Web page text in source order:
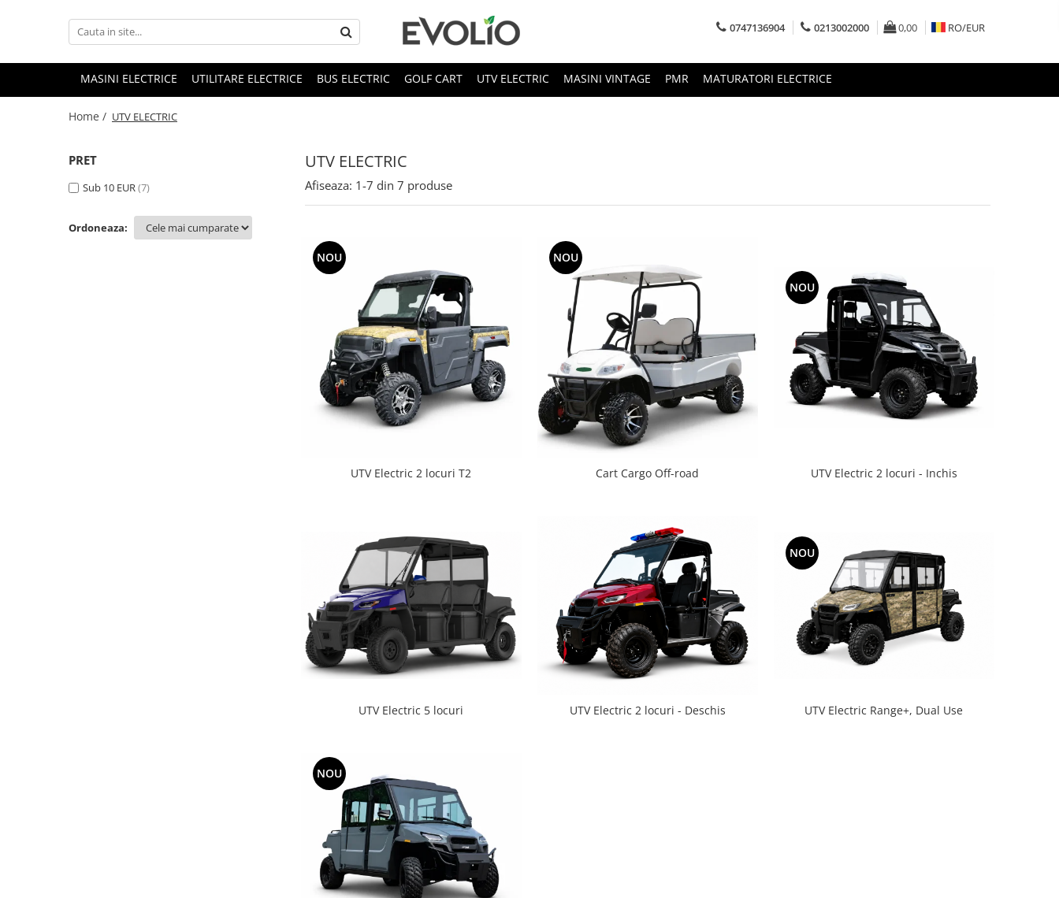
0747136904 0213002000 0,00 RO/EUR
MASINI ELECTRICE UTILITARE ELECTRICE BUS ELECTRIC GOLF CART UTV ELECTRIC MASINI VINTAGE PMR MATURATORI ELECTRICE
Home / UTV ELECTRIC
UTV ELECTRIC
PRET
Sub 10 EUR(7)
Ordoneaza:
Afiseaza: 1-7 din 7 produse
NOU
UTV Electric 2 locuri T2
NOU
Cart Cargo Off-road
NOU
UTV Electric 2 locuri - Inchis
UTV Electric 5 locuri UTV Electric 2 locuri - Deschis
NOU
UTV Electric Range+, Dual Use
NOU